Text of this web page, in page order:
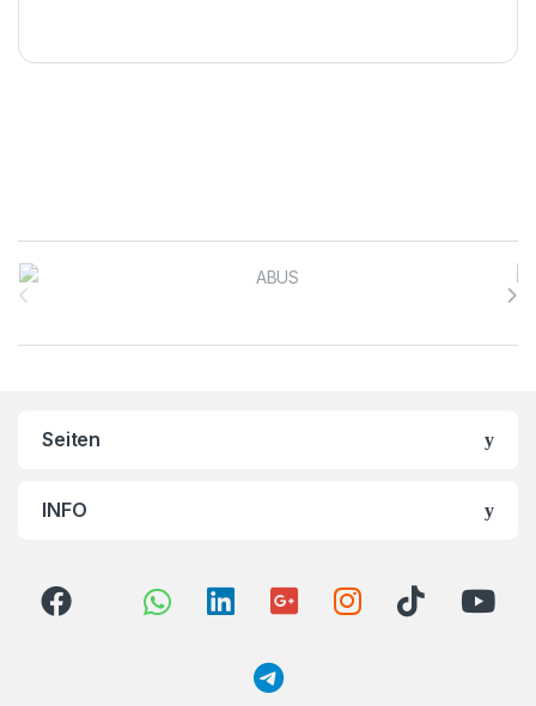
Brands Carousel
Seiten
INFO